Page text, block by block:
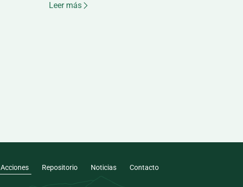
Leer más
Acciones Repositorio Noticias Contacto